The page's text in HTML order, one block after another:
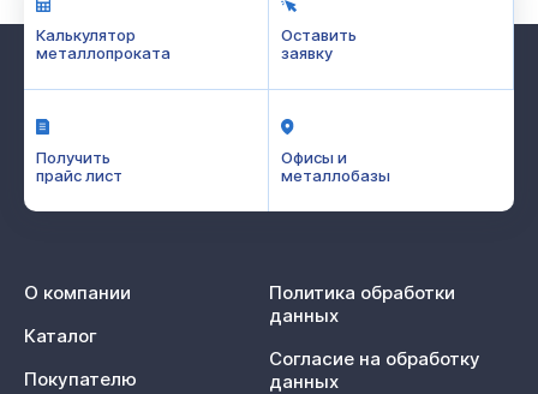
Калькулятор
металлопроката
Оставить
заявку
Получить
прайс лист
Офисы и
металлобазы
О компании
Каталог
Покупателю
Политика обработки
данных
Согласие на обработку
данных